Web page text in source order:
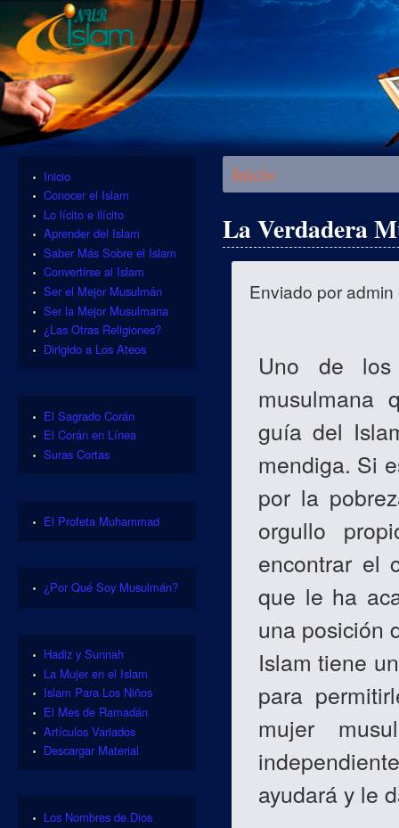
Se encuentra usted aquí
Inicio
La Verdadera
Enviado poradmin
Uno de
musulmana
guía del
mendiga. Si
por la
orgullo
encontrar el
que le ha
una posición
Islam tiene
para
mujer
ayudará y le
Inicio
Conocer el Islam
Lo lícito e ilícito
Aprender del Islam
Saber Más Sobre el Islam
Convertirse al Islam
Ser el Mejor Musulmán
Ser la Mejor Musulmana
¿Las Otras Religiones?
Dirigido a Los Ateos
El Sagrado Corán
El Corán en Línea
Suras Cortas
El Profeta Muhammad
¿Por Qué Soy Musulmán?
Hadiz y Sunnah
La Mujer en el Islam
Islam Para Los Niños
El Mes de Ramadán
Artículos Variados
Descargar Material
Los Nombres de Dios